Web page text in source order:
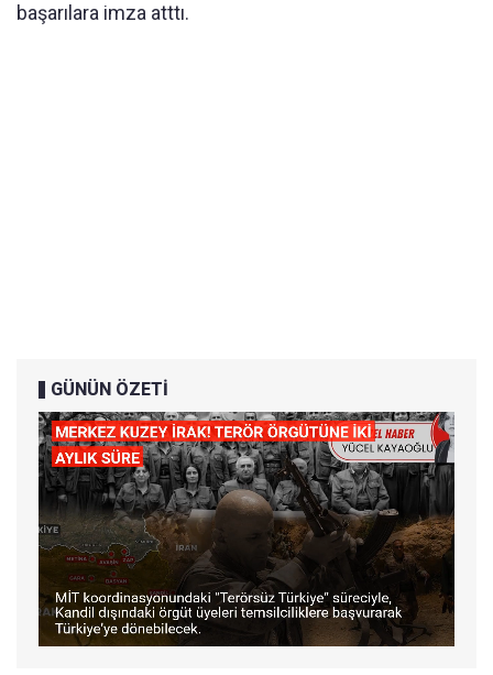
başarılara imza atttı.
GÜNÜN ÖZETİ